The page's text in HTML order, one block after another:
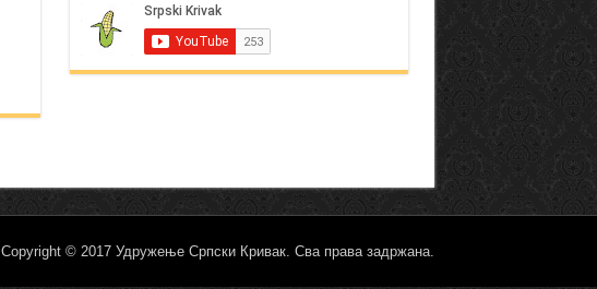
Copyright © 2017 Удружење Српски Кривак. Сва права задржана.